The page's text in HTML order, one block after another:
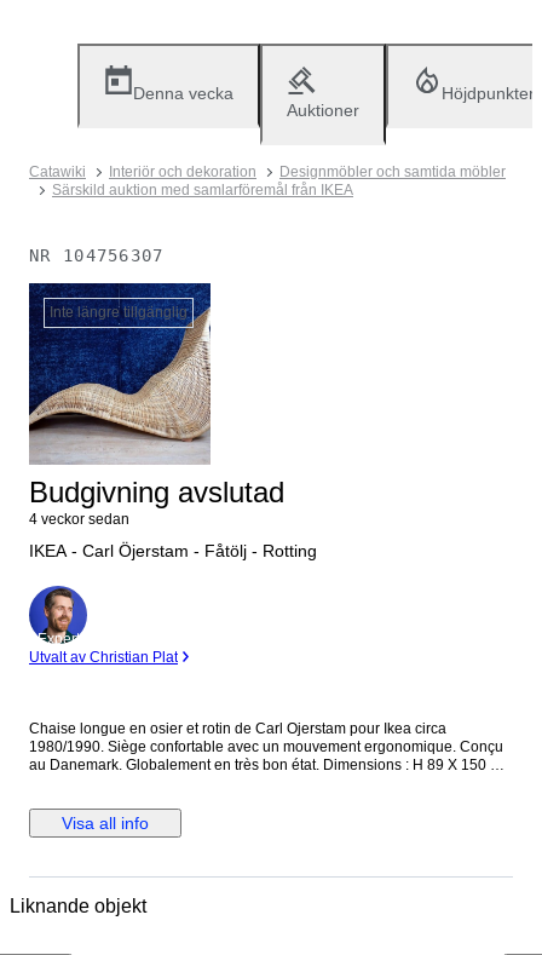
Denna vecka
Auktioner
Höjdpunkter
Catawiki Interiör och dekoration
Designmöbler och samtida möbler
Särskild auktion med samlarföremål från IKEA
NR 104756307
Inte längre tillgänglig
Budgivning avslutad
4 veckor sedan
IKEA - Carl Öjerstam - Fåtölj - Rotting
Expert
Utvalt av Christian Plat
Chaise longue en osier et rotin de Carl Ojerstam pour Ikea circa
1980/1990. Siège confortable avec un mouvement ergonomique. Conçu
au Danemark. Globalement en très bon état. Dimensions : H 89 X 150 X
Visa all info
Liknande objekt